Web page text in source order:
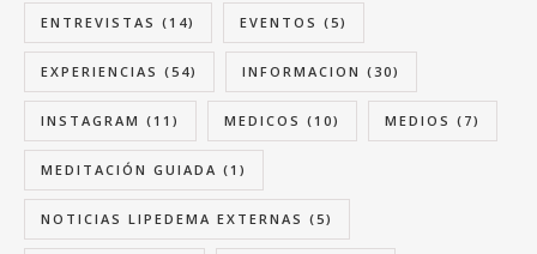
ENTREVISTAS (14) EVENTOS (5)
EXPERIENCIAS (54) INFORMACION (30)
INSTAGRAM (11) MEDICOS (10) MEDIOS (7)
MEDITACIÓN GUIADA (1)
NOTICIAS LIPEDEMA EXTERNAS (5)